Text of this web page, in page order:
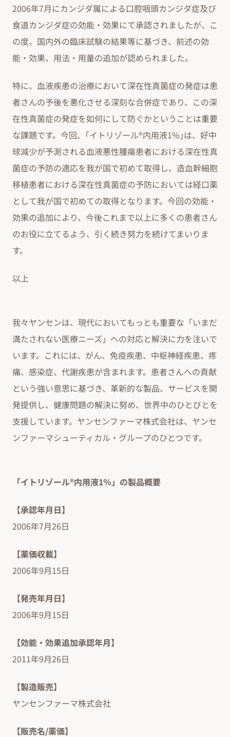
2006年7月にカンジダ属による口腔咽頭カンジダ症及び
食道カンジダ症の効能・効果にて承認されましたが、こ
の度、国内外の臨床試験の結果等に基づき、前述の効
能・効果、用法・用量の追加が認められました。
特に、血液疾患の治療において深在性真菌症の発症は患
者さんの予後を悪化させる深刻な合併症であり、この深
在性真菌症の発症を如何にして防ぐかということは重要
な課題です。今回、｢イトリゾール®内用液1%｣は、好中
球減少が予測される血液悪性腫瘍患者における深在性真
菌症の予防の適応を我が国で初めて取得し、造血幹細胞
移植患者における深在性真菌症の予防においては経口薬
として我が国で初めての取得となります。今回の効能・
効果の追加により、今後これまで以上に多くの患者さん
のお役に立てるよう、引く続き努力を続けてまいりま
す。
以上
我々ヤンセンは、現代においてもっとも重要な「いまだ
満たされない医療ニーズ」への対応と解決に力を注いで
います。これには、がん、免疫疾患、中枢神経疾患、疼
痛、感染症、代謝疾患が含まれます。患者さんへの貢献
という強い意思に基づき、革新的な製品、サービスを開
発提供し、健康問題の解決に努め、世界中のひとびとを
支援しています。ヤンセンファーマ株式会社は、ヤンセ
ンファーマシューティカル・グループのひとつです。
「イトリゾール®内用液1％」の製品概要
【承認年月日】
2006年7月26日
【薬価収載】
2006年9月15日
【発売年月日】
2006年9月15日
【効能・効果追加承認年月】
2011年9月26日
【製造販売】
ヤンセンファーマ株式会社
【販売名/薬価】